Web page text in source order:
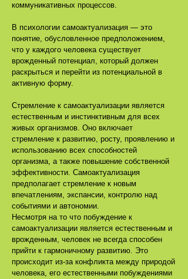
коммуникативных процессов.
В психологии самоактуализация — это
понятие, обусловленное предположением,
что у каждого человека существует
врожденный потенциал, который должен
раскрыться и перейти из потенциальной в
активную форму.
Стремление к самоактуализации является
естественным и инстинктивным для всех
живых организмов. Оно включает
стремление к развитию, росту, проявлению и
использованию всех способностей
организма, а также повышение собственной
эффективности. Самоактуализация
предполагает стремление к новым
впечатлениям, экспансии, контролю над
событиями и автономии.
Несмотря на то что побуждение к
самоактуализации является естественным и
врожденным, человек не всегда способен
прийти к гармоничному развитию. Это
происходит из-за конфликта между природой
человека, его естественными побуждениями